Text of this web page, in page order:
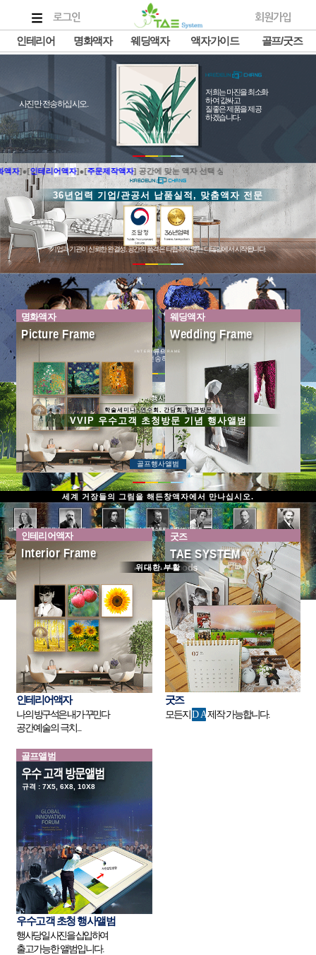
로그인 회원가입
인테리어 명화액자 웨딩액자 액자가이드 골프/굿즈
저희는 마진을 최소화
하여 값싸고
질좋은 제품을 제공
하겠습니다.
사진만 전송하십시오.
INTERIOR&FRAME
36년업력 기업/관공서 납품실적, 맞춤액자 전문
기업과 기관이 신뢰한 완결성. 공간의 품격은 타협하지 않는 디테일에서 시작됩니다.
INTERIOR&FRAME
내 사진 예술이 되다. 세상의 모든 종류의 액자가 태시스템 액자에 있습니다.
사진만 전송하십시오.
INTERIOR&FRAME
골프행사앨범
학술세미나, 연수회, 간담회, 기관방문
VVIP 우수고객 초청방문 기념 행사앨범
골프행사앨범
INTERIOR&FRAME
세계 거장들의 그림을 해든창액자에서 만나십시오.
산드로 보티첼리 클로드 모네 에드가 드가 빈센트 반 고흐멜리사 그레이브스 브라운오귀스트 르느와르구스타프 클림트
위대한 부활
INTERIOR&FRAME
]●[인테리어액자]●[주문제작액자] 공간에 맞는 액자 선택 상담 (031-908-2444)
어떤 공간을 완성하고 싶으신가요?
명화액자
예술이 머무는 공간
인테리어액자
분위기를 바꾸는 공간
Commercial Collection
내 인생의 작품하나 공간예술 나의 아뜰리에
명화액자
Picture Frame
웨딩액자
Wedding Frame
명화액자
세계거장들의 작품을
태시스템 액자에서 만나십시오.
웨딩액자
폼생폼사 하루가 멋지다.
아크릴 디아섹액자
인테리어액자
Interior Frame
굿즈
TAE SYSTEM
Goods
인테리어액자
나의 방구석은 내가 꾸민다
공간예술의 극치...
굿즈
모든지 DA제작 가능합니다.
골프앨범
우수 고객 방문앨범
규격 : 7X5, 6X8, 10X8
우수고객 초청 행사앨범
행사당일 사진을 삽입하여
출고가능한 앨범입니다.